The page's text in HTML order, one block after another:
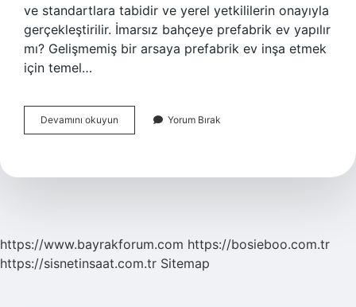
ve standartlara tabidir ve yerel yetkililerin onayıyla
gerçekleştirilir. İmarsız bahçeye prefabrik ev yapılır
mı? Gelişmemiş bir arsaya prefabrik ev inşa etmek
için temel…
Devamını okuyun
Yere
Yapılır
Yorum Bırak
https://www.bayrakforum.com https://bosieboo.com.tr
https://sisnetinsaat.com.tr Sitemap